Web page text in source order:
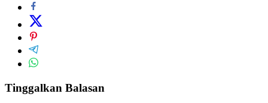
Tinggalkan Balasan